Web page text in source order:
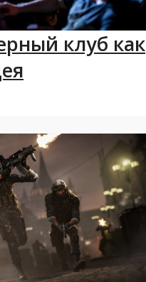
клуб как